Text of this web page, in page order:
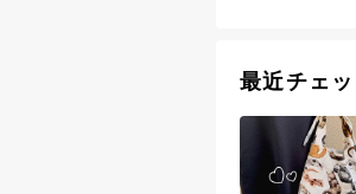
最近チェ